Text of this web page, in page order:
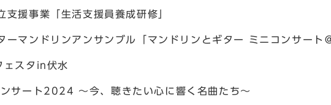
援事業「生活支援員養成研修」
マンドリンアンサンブル「マンドリンとギター ミニコンサート
スタin伏水
サート2024 ～今、聴きたい心に響く名曲たち～